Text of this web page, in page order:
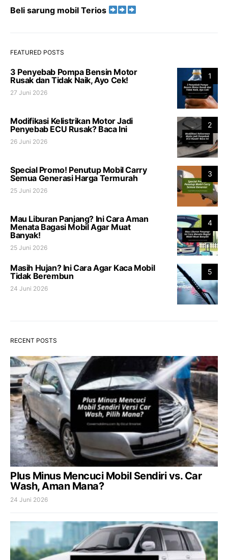
Beli sarung mobil Terios
FEATURED POSTS
1
3 Penyebab Pompa Bensin Motor
Rusak dan Tidak Naik, Ayo Cek!
27 Juni 2026
2
Modifikasi Kelistrikan Motor Jadi
Penyebab ECU Rusak? Baca Ini
26 Juni 2026
3
Special Promo! Penutup Mobil Carry
Semua Generasi Harga Termurah
25 Juni 2026
4
Mau Liburan Panjang? Ini Cara Aman
Menata Bagasi Mobil Agar Muat
Banyak!
25 Juni 2026
5
Masih Hujan? Ini Cara Agar Kaca Mobil
Tidak Berembun
24 Juni 2026
RECENT POSTS
Plus Minus Mencuci Mobil Sendiri vs. Car
Wash, Aman Mana?
24 Juni 2026